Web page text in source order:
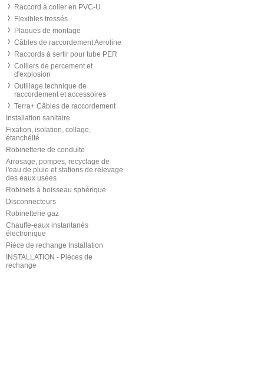
Raccord à coller en PVC-U
Flexibles tressés
Plaques de montage
Câbles de raccordement Aeroline
Raccords à sertir pour tube PER
Colliers de percement et
d'explosion
Outillage technique de
raccordement et accessoires
Terra+ Câbles de raccordement
Installation sanitaire
Fixation, isolation, collage,
étanchéité
Robinetterie de conduite
Arrosage, pompes, recyclage de
l'eau de pluie et stations de relevage
des eaux usées
Robinets à boisseau sphérique
Disconnecteurs
Robinetterie gaz
Chauffe-eaux instantanés
électronique
Pièce de rechange Installation
INSTALLATION - Pièces de
rechange